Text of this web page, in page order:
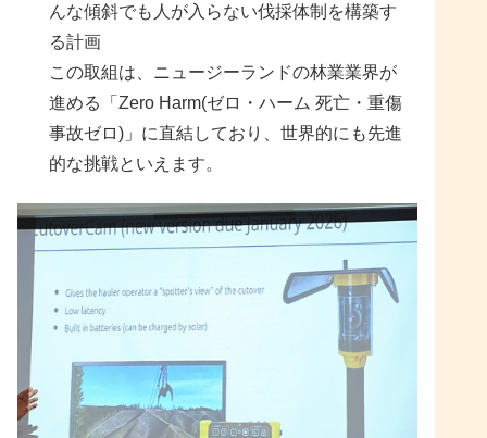
んな傾斜でも人が入らない伐採体制を構築す
る計画
この取組は、ニュージーランドの林業業界が
進める「Zero Harm(ゼロ・ハーム 死亡・重傷
事故ゼロ)」に直結しており、世界的にも先進
的な挑戦といえます。